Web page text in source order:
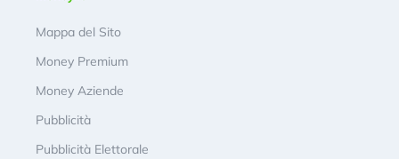
Mappa del Sito
Money Premium
Money Aziende
Pubblicità
Pubblicità Elettorale